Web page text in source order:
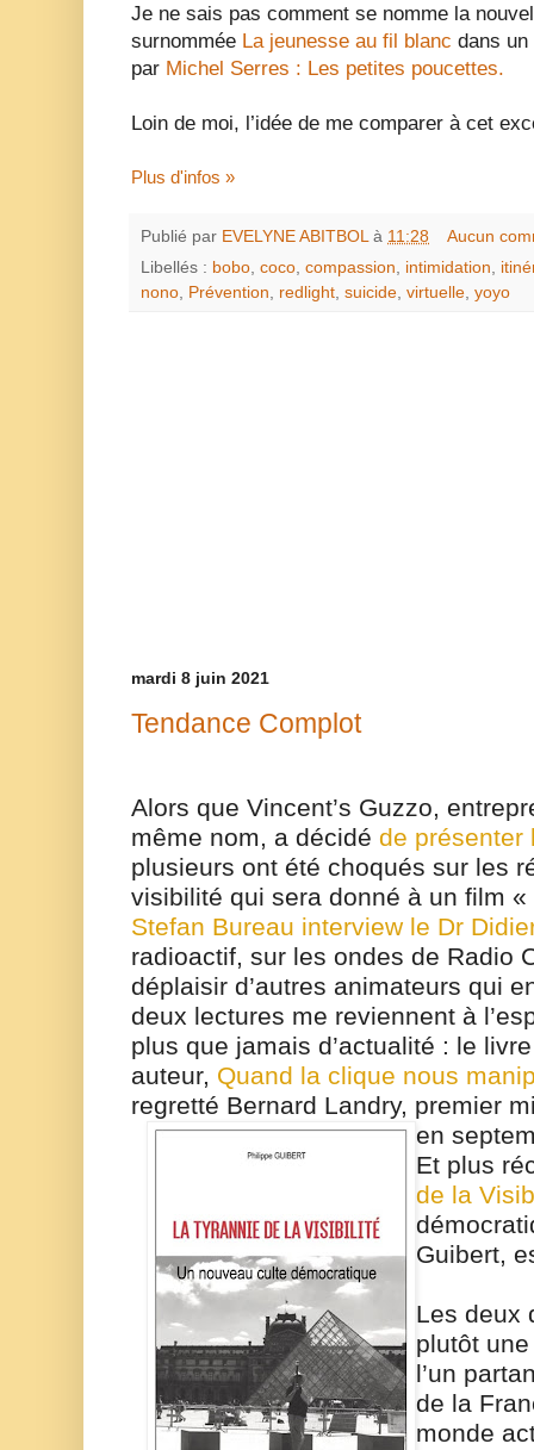
Je ne sais pas comment se nomme la
surnommée La jeunesse au fil blanc dans
par Michel Serres : Les petites poucettes.
Loin de moi, l’idée de me comparer à cet
Plus d'infos »
Publié par EVELYNE ABITBOL à 11:28
Aucun
Libellés : bobo, coco, compassion, intimidation,
nono, Prévention, redlight, suicide, virtuelle, yoyo
mardi 8 juin 2021
Tendance Complot
Alors que Vincent’s Guzzo,
même nom, a décidé de présenter
plusieurs ont été choqués sur les
visibilité qui sera donné à un film
Stefan Bureau interview le Dr
radioactif, sur les ondes de Radio
déplaisir d’autres animateurs qui
deux lectures me reviennent à
plus que jamais d’actualité : le
auteur, Quand la clique nous
regretté Bernard Landry, premier
en
Et plus
de la
Guibert,
Les deux
plutôt
l’un
de la
monde